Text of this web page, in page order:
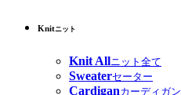
Knitニット
Knit Allニット全て
Sweaterセーター
Cardiganカーディガン